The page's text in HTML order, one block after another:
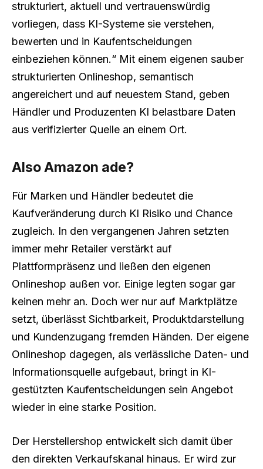
strukturiert, aktuell und vertrauenswürdig
vorliegen, dass KI-Systeme sie verstehen,
bewerten und in Kaufentscheidungen
einbeziehen können.“ Mit einem eigenen sauber
strukturierten Onlineshop, semantisch
angereichert und auf neuestem Stand, geben
Händler und Produzenten KI belastbare Daten
aus verifizierter Quelle an einem Ort.
Also Amazon ade?
Für Marken und Händler bedeutet die
Kaufveränderung durch KI Risiko und Chance
zugleich. In den vergangenen Jahren setzten
immer mehr Retailer verstärkt auf
Plattformpräsenz und ließen den eigenen
Onlineshop außen vor. Einige legten sogar gar
keinen mehr an. Doch wer nur auf Marktplätze
setzt, überlässt Sichtbarkeit, Produktdarstellung
und Kundenzugang fremden Händen. Der eigene
Onlineshop dagegen, als verlässliche Daten- und
Informationsquelle aufgebaut, bringt in KI-
gestützten Kaufentscheidungen sein Angebot
wieder in eine starke Position.
Der Herstellershop entwickelt sich damit über
den direkten Verkaufskanal hinaus. Er wird zur